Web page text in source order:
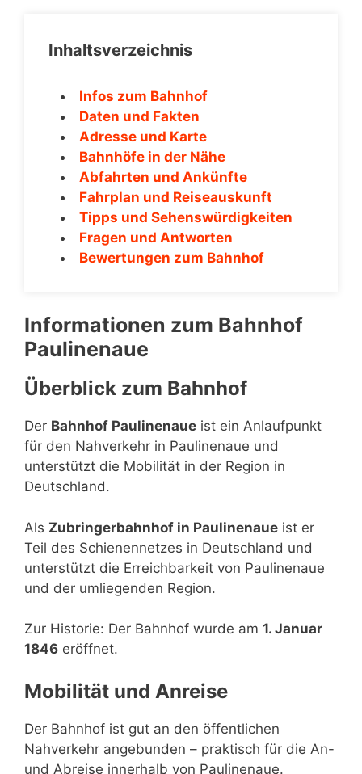
Inhaltsverzeichnis
Infos zum Bahnhof
Daten und Fakten
Adresse und Karte
Bahnhöfe in der Nähe
Abfahrten und Ankünfte
Fahrplan und Reiseauskunft
Tipps und Sehenswürdigkeiten
Fragen und Antworten
Bewertungen zum Bahnhof
Informationen zum Bahnhof
Paulinenaue
Überblick zum Bahnhof
Der Bahnhof Paulinenaue ist ein Anlaufpunkt
für den Nahverkehr in Paulinenaue und
unterstützt die Mobilität in der Region in
Deutschland.
Als Zubringerbahnhof in Paulinenaue ist er
Teil des Schienennetzes in Deutschland und
unterstützt die Erreichbarkeit von Paulinenaue
und der umliegenden Region.
Zur Historie: Der Bahnhof wurde am 1. Januar
1846 eröffnet.
Mobilität und Anreise
Der Bahnhof ist gut an den öffentlichen
Nahverkehr angebunden – praktisch für die An-
und Abreise innerhalb von Paulinenaue.